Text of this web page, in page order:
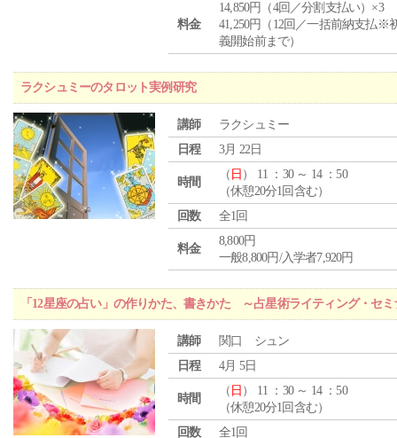
料金
14,850円（4回／分割支払い）×3
41,250円（12回／一括前納支払※
義開始前まで）
ラクシュミーのタロット実例研究
講師
ラクシュミー
日程
3月 22日
時間
（ 日 ） 11 ：30 ～ 14 ：50
（休憩20分1回含む）
回数
全1回
料金
8,800円
一般8,800円/入学者7,920円
「12星座の占い」の作りかた、書きかた ～占星術ライティング・セミ
講師
関口 シュン
日程
4月 5日
時間
（ 日 ） 11 ：30 ～ 14 ：50
（休憩20分1回含む）
回数
全1回